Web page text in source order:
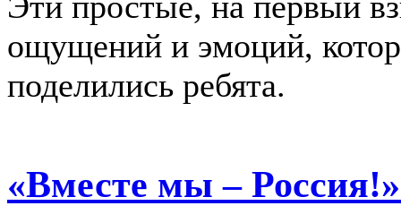
ощущений и эмоций,
поделились ребята.
«Вместе мы –